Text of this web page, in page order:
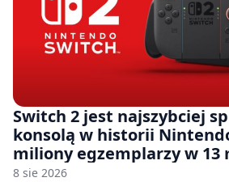
Switch 2 jest najszybciej
konsolą w historii
miliony egzemplarzy w 13
8 sie 2026